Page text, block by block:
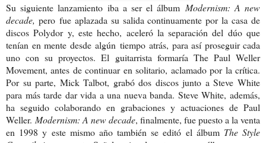
Su siguiente lanzamiento iba a ser el álbum Modernism: A new
decade, pero fue aplazada su salida continuamente por la casa de
discos Polydor y, este hecho, aceleró la separación del dúo que
tenían en mente desde algún tiempo atrás, para así proseguir cada
uno con su proyectos. El guitarrista formaría The Paul Weller
Movement, antes de continuar en solitario, aclamado por la crítica.
Por su parte, Mick Talbot, grabó dos discos junto a Steve White
para más tarde dar vida a una nueva banda. Steve White, además,
ha seguido colaborando en grabaciones y actuaciones de Paul
Weller. Modernism: A new decade, finalmente, fue puesto a la venta
en 1998 y este mismo año también se editó el álbum The Style